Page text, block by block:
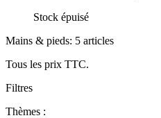
Stock épuisé
Mains & pieds: 5 articles
Tous les prix TTC.
Filtres
Thèmes :